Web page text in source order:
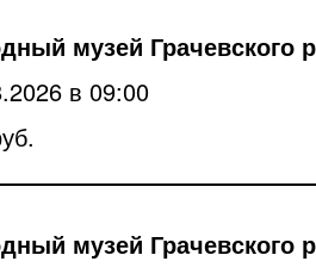
музей Грачевского
в 09:00
музей Грачевского